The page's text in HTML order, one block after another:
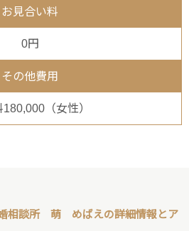
お見合い料
0円
その他費用
（女性）
相談所 萌 めばえの詳細情報とア